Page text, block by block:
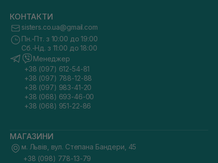
КОНТАКТИ
sisters.co.ua@gmail.com
Пн.-Пт. з 10:00 до 19:00
Сб.-Нд. з 11:00 до 18:00
Менеджер
+38 (097) 612-54-81
+38 (097) 788-12-88
+38 (097) 983-41-20
+38 (068) 693-46-00
+38 (068) 951-22-86
МАГАЗИНИ
м. Львів, вул. Степана Бандери, 45
+38 (098) 778-13-79